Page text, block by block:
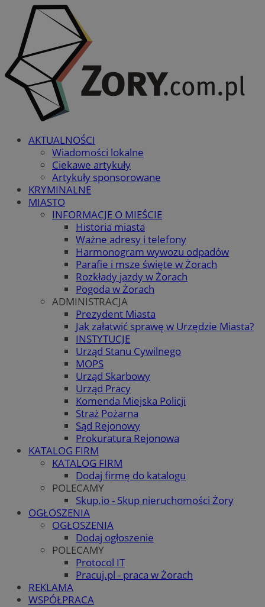
AKTUALNOŚCI
Wiadomości lokalne
Ciekawe artykuły
Artykuły sponsorowane
KRYMINALNE
MIASTO
INFORMACJE O MIEŚCIE
Historia miasta
Ważne adresy i telefony
Harmonogram wywozu odpadów
Parafie i msze święte w Żorach
Rozkłady jazdy w Żorach
Pogoda w Żorach
ADMINISTRACJA
Prezydent Miasta
Jak załatwić sprawę w Urzędzie Miasta?
INSTYTUCJE
Urząd Stanu Cywilnego
MOPS
Urząd Skarbowy
Urząd Pracy
Komenda Miejska Policji
Straż Pożarna
Sąd Rejonowy
Prokuratura Rejonowa
KATALOG FIRM
KATALOG FIRM
Dodaj firmę do katalogu
POLECAMY
Skup.io - Skup nieruchomości Żory
OGŁOSZENIA
OGŁOSZENIA
Dodaj ogłoszenie
POLECAMY
Protocol IT
Pracuj.pl - praca w Żorach
REKLAMA
WSPÓŁPRACA